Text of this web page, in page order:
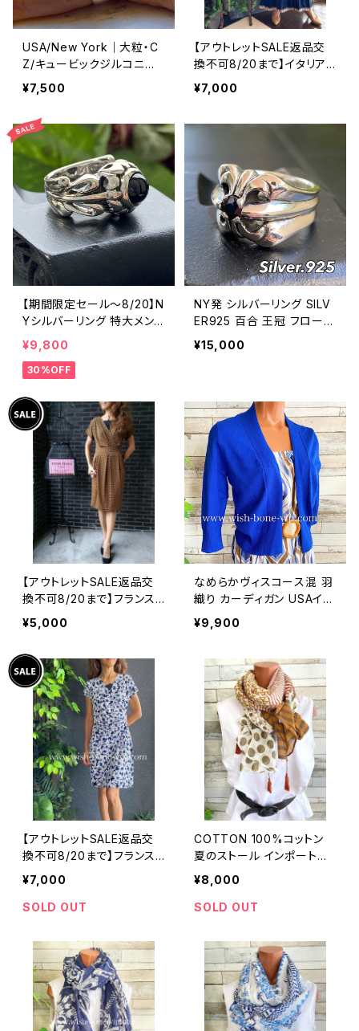
USA/New York｜大粒・C
Z/キュービックジルコニア
アンティークデザイン｜ゴッ
ドリング｜クリア＆シルバー
＆ゴールド
¥7,500
【アウトレットSALE返品交
換不可8/20まで】イタリア
製マキシワンピース イン
ポート ロングワンピース ロ
ー
¥7,000
【期間限定セール～8/20】N
Yシルバーリング 特大メン
ズリング SILVER925 フェザ
ーリング ナバホ族 インディ
アンジュエリー 太め 指輪
¥9,800
30%OFF
NY発 シルバーリング SILV
ER925 百合 王冠 フローラ
ルリング ブラックストーン
指輪
¥15,000
【アウトレットSALE返品交
換不可8/20まで】フランス
製インポートワンピース｜L
ONNKEL PARIS クラシカ
ツ ワンピース/ブラウン系
¥5,000
なめらかヴィスコース混 羽
織り カーディガン USAイン
ポート/ブルー
¥9,900
【アウトレットSALE返品交
換不可8/20まで】フランス
製インポートワンピース｜カ
シュクールワンピース/立体
ワッフル・ホワイト＆ブルーフ
¥7,000
SOLD OUT
COTTON 100%コットン
夏のストール インポート大
判・ロングストール・通気
性・肌触り良いスカーフ/ブ
ラウン系ドット＆ボーダー
¥8,000
SOLD OUT